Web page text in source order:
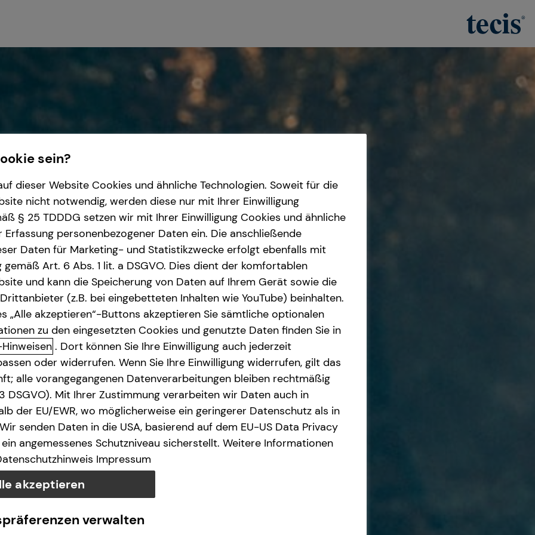
sein?
dieser Website Cookies und ähnliche Technologien. Soweit für die
nicht notwendig, werden diese nur mit Ihrer Einwilligung
§ 25 TDDDG setzen wir mit Ihrer Einwilligung Cookies und ähnliche
Erfassung personenbezogener Daten ein. Die anschließende
Daten für Marketing- und Statistikzwecke erfolgt ebenfalls mit
gemäß Art. 6 Abs. 1 lit. a DSGVO. Dies dient der komfortablen
und kann die Speicherung von Daten auf Ihrem Gerät sowie die
(z.B. bei eingebetteten Inhalten wie YouTube) beinhalten.
„Alle akzeptieren“-Buttons akzeptieren Sie sämtliche optionalen
zu den eingesetzten Cookies und genutzte Daten finden Sie in
. Dort können Sie Ihre Einwilligung auch jederzeit
oder widerrufen. Wenn Sie Ihre Einwilligung widerrufen, gilt das
alle vorangegangenen Datenverarbeitungen bleiben rechtmäßig
DSGVO). Mit Ihrer Zustimmung verarbeiten wir Daten auch in
der EU/EWR, wo möglicherweise ein geringerer Datenschutz als in
senden Daten in die USA, basierend auf dem EU-US Data Privacy
angemessenes Schutzniveau sicherstellt. Weitere Informationen
Impressum
akzeptieren
verwalten